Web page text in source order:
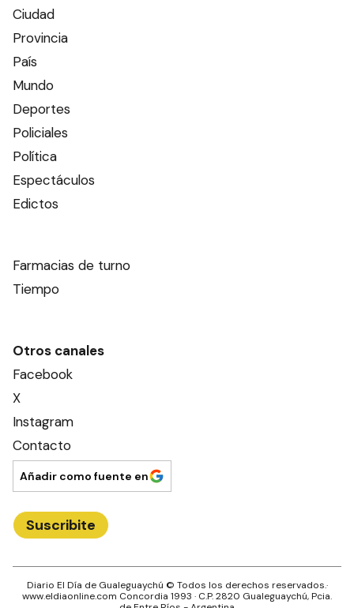
Ciudad
Provincia
País
Mundo
Deportes
Policiales
Política
Espectáculos
Edictos
Farmacias de turno
Tiempo
Otros canales
Facebook
X
Instagram
Contacto
Añadir como fuente en
Suscribite
Diario El Día de Gualeguaychú © Todos los derechos reservados.·
www.eldiaonline.com Concordia 1993 · C.P.2820 Gualeguaychú, Pcia.